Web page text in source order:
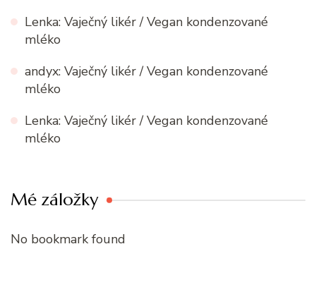
Lenka: Vaječný likér / Vegan kondenzované
mléko
andyx: Vaječný likér / Vegan kondenzované
mléko
Lenka: Vaječný likér / Vegan kondenzované
mléko
Mé záložky
No bookmark found